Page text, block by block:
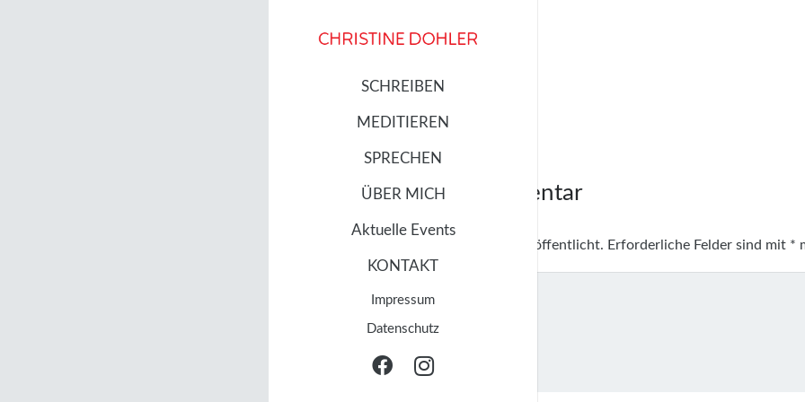
SCHREIBEN
MEDITIEREN
SPRECHEN
ÜBER MICH
Aktuelle Events
KONTAKT
Impressum
Datenschutz
Schreibe einen Kommentar
Deine E-Mail-Adresse wird nicht veröffentlicht. Erforderliche Felder sind mit *